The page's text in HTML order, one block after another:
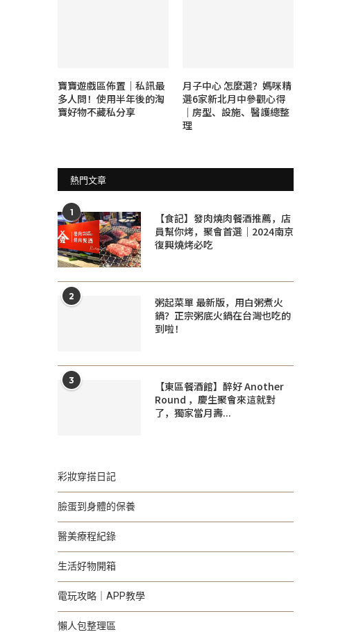
寶寶遊戲區佈置｜私訊最
多人問！使用半年後的淘
寶好物不藏私分享
月子中心 怎麼選？媽咪精
選6家新北月中參觀心得
｜房型、設施、醫護總整
理
熱門文章
1
【食記】發肉燒肉餐酒推薦，店
員幫你烤，聚會首選｜2024南京
復興燒烤必吃
2
粥起菜單 最新版，用白粥煮火
鍋？正宗粥底火鍋在台灣也吃的
到啦！
3
【東區餐酒館】醉好 Another
Round ，慶生聚會來這就對
了，獨家當月壽...
彩妝穿搭日記
臉蛋到身體的保養
醫美療程紀錄
生活好物開箱
電玩攻略｜APP教學
懶人包整理區